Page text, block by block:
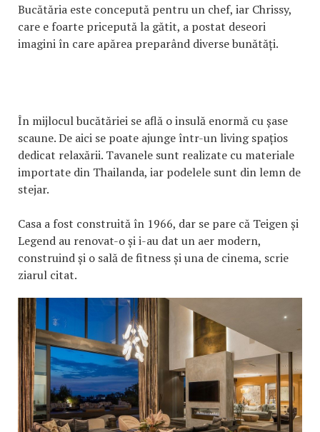
Bucătăria este concepută pentru un chef, iar Chrissy,
care e foarte pricepută la gătit, a postat deseori
imagini în care apărea preparând diverse bunătăți.
În mijlocul bucătăriei se află o insulă enormă cu șase
scaune. De aici se poate ajunge într-un living spațios
dedicat relaxării. Tavanele sunt realizate cu materiale
importate din Thailanda, iar podelele sunt din lemn de
stejar.
Casa a fost construită în 1966, dar se pare că Teigen și
Legend au renovat-o și i-au dat un aer modern,
construind și o sală de fitness și una de cinema, scrie
ziarul citat.